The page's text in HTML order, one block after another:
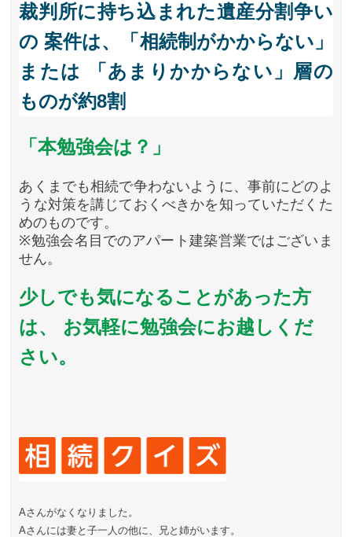
裁判所に持ち込まれた遺産分割争い
の 案件は、「相続制がかからない」
または
「あまりかからない」層の
ものが約8割
「本勉強会は？」
あくまでも相続で争わないように、事前にどのよ
うな対策を講じておくべきかを知っていただくた
めのものです。
※勉強会名目でのアパート建築営業ではございま
せん。
少しでも気になることがあった方
は、
お気軽に勉強会にお越しくだ
さい。
Aさんがなくなりました。
Aさんには妻と子一人の他に、兄と姉がいます。